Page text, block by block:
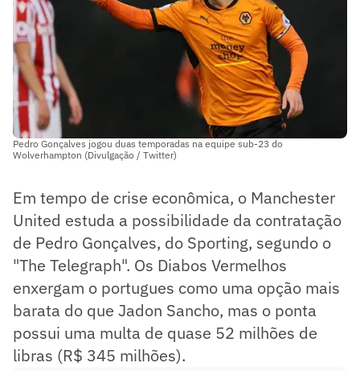
Pedro Gonçalves jogou duas temporadas na equipe sub-23 do
Wolverhampton (Divulgação / Twitter)
Em tempo de crise econômica, o Manchester
United estuda a possibilidade da contratação
de Pedro Gonçalves, do Sporting, segundo o
"The Telegraph". Os Diabos Vermelhos
enxergam o portugues como uma opção mais
barata do que Jadon Sancho, mas o ponta
possui uma multa de quase 52 milhões de
libras (R$ 345 milhões).